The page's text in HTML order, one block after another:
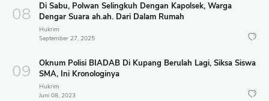
Di Sabu, Polwan Selingkuh Dengan Kapolsek, Warga
Dengar Suara ah.ah. Dari Dalam Rumah
Hukrim
September 27, 2025
Oknum Polisi BIADAB Di Kupang Berulah Lagi, Siksa Siswa
SMA, Ini Kronologinya
Hukrim
Juni 08, 2023